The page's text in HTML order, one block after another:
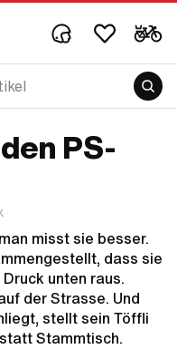
PS-
misst sie besser.
dass sie
unten raus.
der Strasse. Und
stellt sein Töffli
Stammtisch.